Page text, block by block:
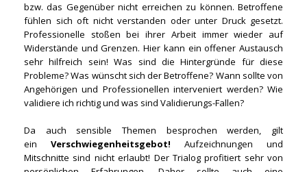
bzw. das Gegenüber nicht erreichen zu können. Betroffene
fühlen sich oft nicht verstanden oder unter Druck gesetzt.
Professionelle stoßen bei ihrer Arbeit immer wieder auf
Widerstände und Grenzen. Hier kann ein offener Austausch
sehr hilfreich sein! Was sind die Hintergründe für diese
Probleme? Was wünscht sich der Betroffene? Wann sollte von
Angehörigen und Professionellen interveniert werden? Wie
validiere ich richtig und was sind Validierungs-Fallen?
Da auch sensible Themen besprochen werden, gilt
ein Verschwiegenheitsgebot! Aufzeichnungen und
Mitschnitte sind nicht erlaubt! Der Trialog profitiert sehr von